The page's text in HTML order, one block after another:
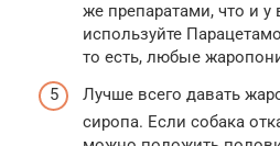
же препаратами, что и у
используйте
то есть, любые
Лучше всего давать
сиропа. Если собака